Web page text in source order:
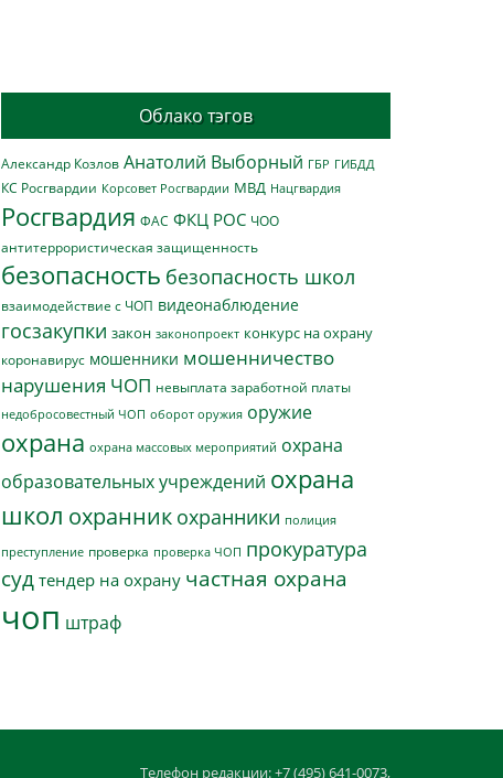
Облако тэгов
Александр Козлов Анатолий Выборный ГБР ГИБДД
КС Росгвардии Корсовет Росгвардии МВД Нацгвардия
Росгвардия ФАС ФКЦ РОС ЧОО
антитеррористическая защищенность
безопасность безопасность школ
взаимодействие с ЧОП видеонаблюдение
госзакупки закон законопроект конкурс на охрану
коронавирус мошенники мошенничество
нарушения ЧОП невыплата заработной платы
недобросовестный ЧОП оборот оружия оружие
охрана охрана массовых мероприятий охрана
образовательных учреждений охрана
школ охранник охранники полиция
преступление проверка проверка ЧОП прокуратура
суд тендер на охрану частная охрана
чоп штраф
Телефон редакции: +7 (495) 641-0073,